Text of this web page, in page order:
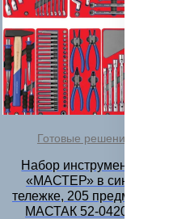
Готовые решения
Набор инструментов
«МАСТЕР» в синей
тележке, 205 предметов
МАСТАК 52-04205B